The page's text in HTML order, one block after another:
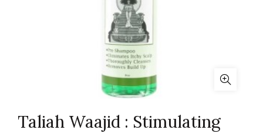
Taliah Waajid : Stimulating